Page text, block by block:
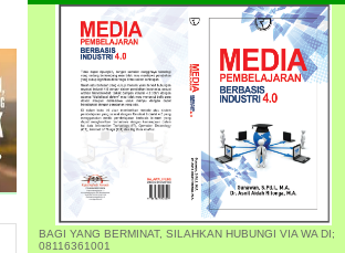
BAGI YANG BERMINAT, SILAHKAN HUBUNGI VIA WA DI;
08116361001